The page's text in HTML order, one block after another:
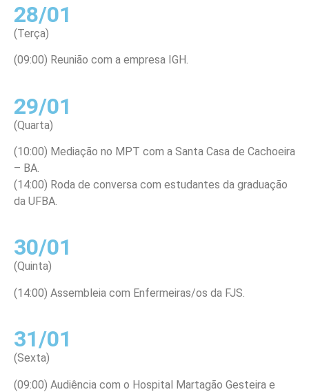
28/01
(Terça)
(09:00) Reunião com a empresa IGH.
29/01
(Quarta)
(10:00) Mediação no MPT com a Santa Casa de Cachoeira
– BA.
(14:00) Roda de conversa com estudantes da graduação
da UFBA.
30/01
(Quinta)
(14:00) Assembleia com Enfermeiras/os da FJS.
31/01
(Sexta)
(09:00) Audiência com o Hospital Martagão Gesteira e